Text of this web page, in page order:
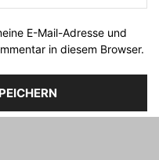
E-Mail-Adresse und
in diesem Browser.